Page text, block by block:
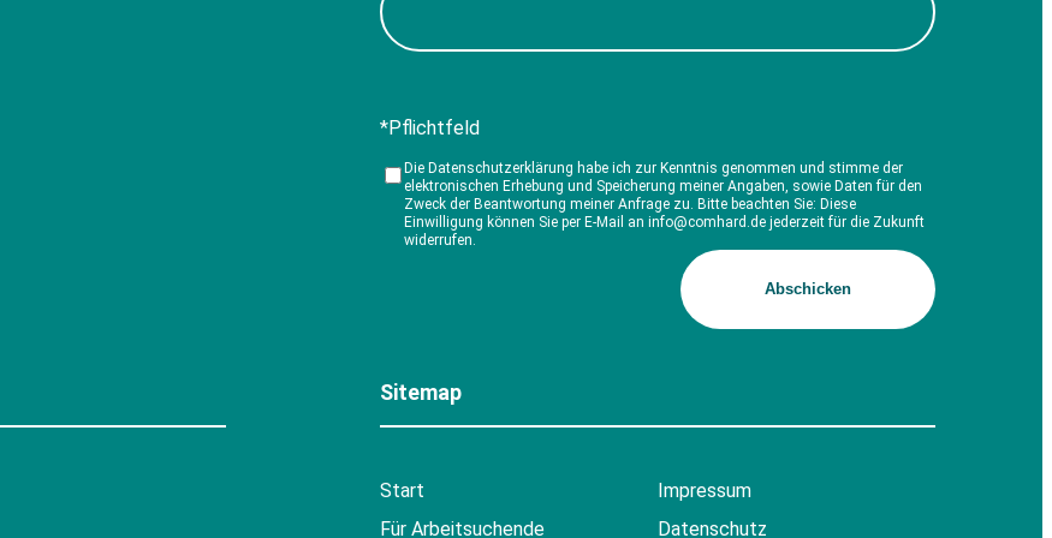
*Pflichtfeld
Die Datenschutzerklärung habe ich zur Kenntnis genommen und stimme der
elektronischen Erhebung und Speicherung meiner Angaben, sowie Daten für den
Zweck der Beantwortung meiner Anfrage zu. Bitte beachten Sie: Diese
Einwilligung können Sie per E-Mail an info@comhard.de jederzeit für die Zukunft
widerrufen.
Sitemap
Start
Für Arbeitsuchende
Impressum
Datenschutz